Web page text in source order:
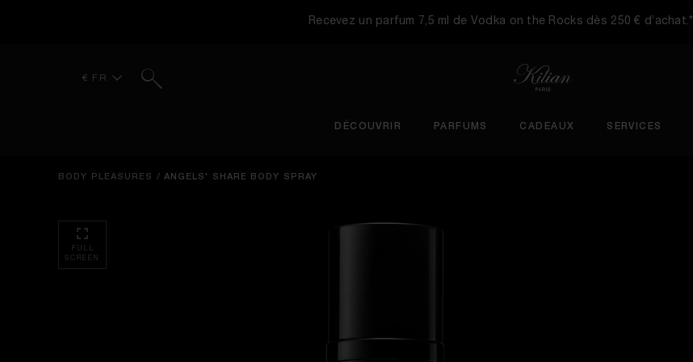
Recevez un parfum 7,5 ml de Vodka on the Rocks dès 250 € d’achat.*
€ FR Rechercher
DÉCOUVRIR PARFUMS CADEAUX SERVICES
BODY PLEASURES / ANGELS' SHARE BODY SPRAY
FULL
SCREEN